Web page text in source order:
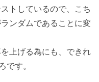
トしているので、こち
ンダムであることに変
上げる為にも、できれ
です。